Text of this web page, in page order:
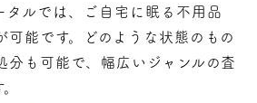
タルでは、ご自宅に眠る不用品
可能です。どのような状態のもの
分も可能で、幅広いジャンルの査